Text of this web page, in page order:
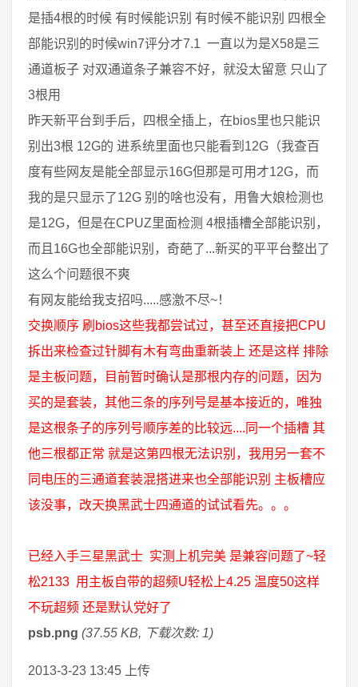
是插4根的时候 有时候能识别 有时候不能识别 四根全
部能识别的时候win7评分才7.1 一直以为是X58是三
通道板子 对双通道条子兼容不好，就没太留意 只山了
3根用
昨天新平台到手后，四根全插上，在bios里也只能识
别出3根 12G的 进系统里面也只能看到12G（我查百
度有些网友是能全部显示16G但那是可用才12G，而
我的是只显示了12G 别的啥也没有，用鲁大娘检测也
是12G，但是在CPUZ里面检测 4根插槽全部能识别，
而且16G也全部能识别，奇葩了...新买的平平台整出了
这么个问题很不爽
有网友能给我支招吗.....感激不尽~！
交换顺序 刷bios这些我都尝试过，甚至还直接把CPU
拆出来检查过针脚有木有弯曲重新装上 还是这样 排除
是主板问题，目前暂时确认是那根内存的问题，因为
买的是套装，其他三条的序列号是基本接近的，唯独
是这根条子的序列号顺序差的比较远....同一个插槽 其
他三根都正常 就是这第四根无法识别，我用另一套不
同电压的三通道套装混搭进来也全部能识别 主板槽应
该没事，改天换黑武士四通道的试试看先。。。
已经入手三星黑武士 实测上机完美 是兼容问题了~轻
松2133 用主板自带的超频U轻松上4.25 温度50这样
不玩超频 还是默认党好了
psb.png (37.55 KB, 下载次数: 1)
2013-3-23 13:45 上传